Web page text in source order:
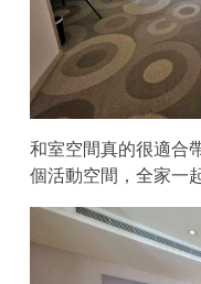
和室空間真的很適合
個活動空間，全家一